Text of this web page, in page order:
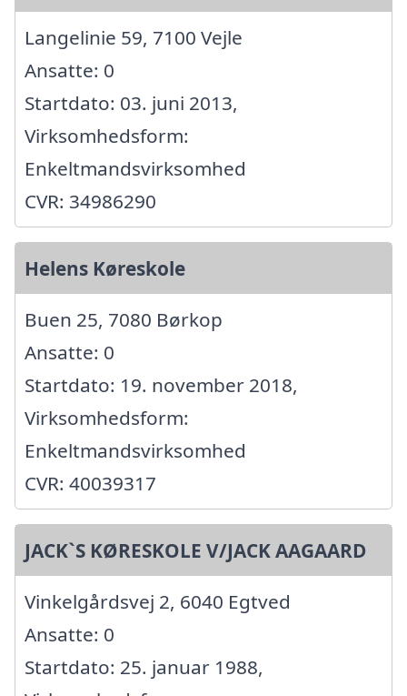
Langelinie 59, 7100 Vejle
Ansatte: 0
Startdato: 03. juni 2013,
Virksomhedsform:
Enkeltmandsvirksomhed
CVR: 34986290
Helens Køreskole
Buen 25, 7080 Børkop
Ansatte: 0
Startdato: 19. november 2018,
Virksomhedsform:
Enkeltmandsvirksomhed
CVR: 40039317
JACK`S KØRESKOLE V/JACK AAGAARD
Vinkelgårdsvej 2, 6040 Egtved
Ansatte: 0
Startdato: 25. januar 1988,